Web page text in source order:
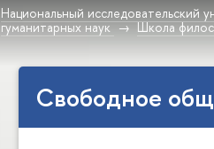
Национальный исследовательский
гуманитарных наук
Школа
Свободное